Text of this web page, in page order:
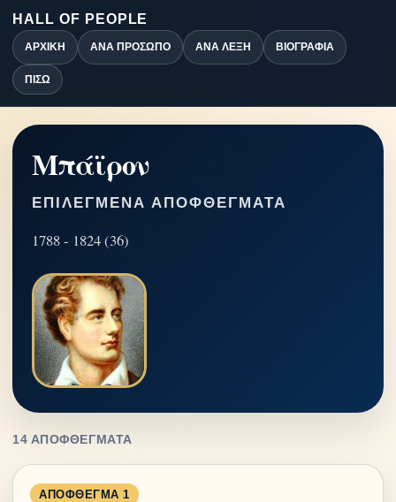
HALL OF PEOPLE
ΑΡΧΙΚΉ ΑΝΆ ΠΡΌΣΩΠΟ ΑΝΆ ΛΈΞΗ ΒΙΟΓΡΑΦΊΑ
ΠΊΣΩ
Μπάϊρον
ΕΠΙΛΕΓΜΈΝΑ ΑΠΟΦΘΈΓΜΑΤΑ
1788 - 1824 (36)
14 ΑΠΟΦΘΈΓΜΑΤΑ
ΑΠΌΦΘΕΓΜΑ 1